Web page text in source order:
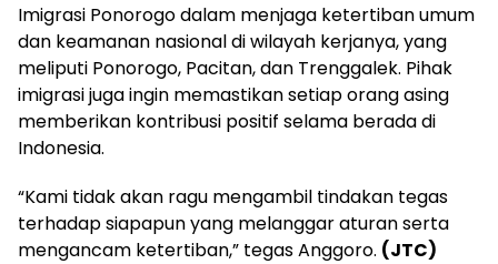
Imigrasi Ponorogo dalam menjaga ketertiban umum
dan keamanan nasional di wilayah kerjanya, yang
meliputi Ponorogo, Pacitan, dan Trenggalek. Pihak
imigrasi juga ingin memastikan setiap orang asing
memberikan kontribusi positif selama berada di
Indonesia.
“Kami tidak akan ragu mengambil tindakan tegas
terhadap siapapun yang melanggar aturan serta
mengancam ketertiban,” tegas Anggoro. (JTC)